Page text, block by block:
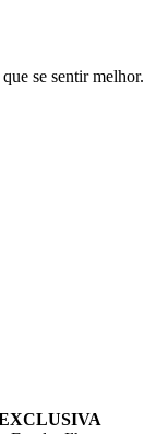
se sentir melhor.